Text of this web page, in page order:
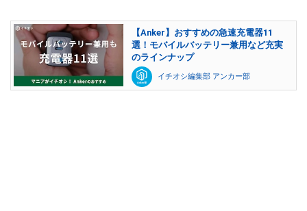
【Anker】おすすめの急速充電器11
選！モバイルバッテリー兼用など充実
のラインナップ
イチオシ編集部 アンカー部